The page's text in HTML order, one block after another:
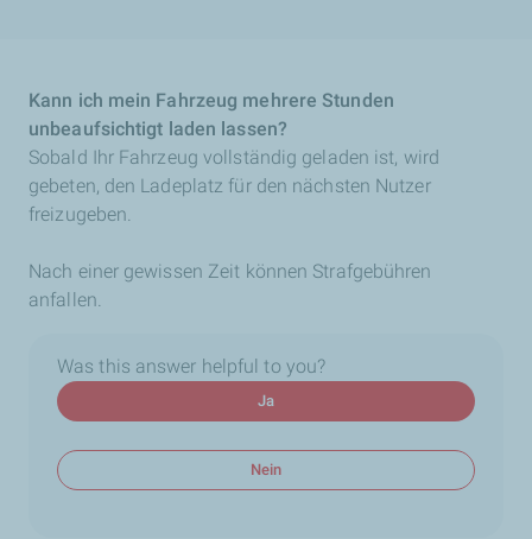
Kann ich mein Fahrzeug mehrere Stunden
unbeaufsichtigt laden lassen?
Sobald Ihr Fahrzeug vollständig geladen ist, wird
gebeten, den Ladeplatz für den nächsten Nutzer
freizugeben.
Nach einer gewissen Zeit können Strafgebühren
anfallen.
Was this answer helpful to you?
Ja
Nein